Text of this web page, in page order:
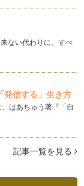
しむパーティー
アも楽しみやす
ーティー
に話題になって
ー
である「ひなま
ない代わりに、すべ
発信する」生き方
はあちゅう著『「自
記事一覧を見る